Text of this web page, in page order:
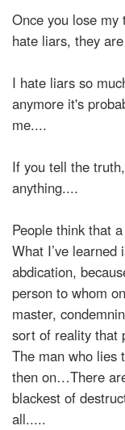
Once you lose
hate liars, they
I hate liars so
anymore it's
me....
If you tell the
anything....
People think that
What I’ve
abdication,
person to whom
master,
sort of reality that
The man who lies
then on…There
blackest of
all.....